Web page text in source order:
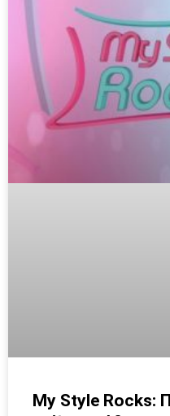
My Style Rocks: